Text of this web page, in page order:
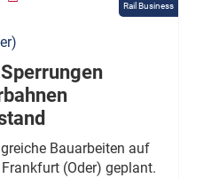
Rail Business
Bauarbeiten auf
(Oder) geplant.